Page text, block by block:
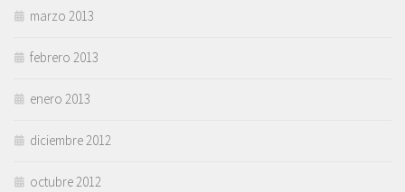
marzo 2013
febrero 2013
enero 2013
diciembre 2012
octubre 2012